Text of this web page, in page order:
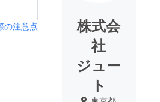
の注意点
株式会
社
ジュー
ト